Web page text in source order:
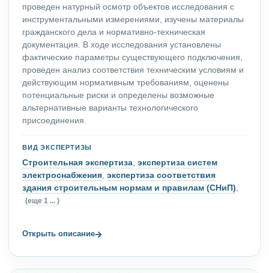
проведен натурный осмотр объектов исследования с
инструментальными измерениями, изучены материалы
гражданского дела и нормативно-техническая
документация. В ходе исследования установлены
фактические параметры существующего подключения,
проведен анализ соответствия техническим условиям и
действующим нормативным требованиям, оценены
потенциальные риски и определены возможные
альтернативные варианты технологического
присоединения.
ВИД ЭКСПЕРТИЗЫ
Строительная экспертиза, экспертиза систем
электроснабжения, экспертиза соответствия
здания строительным нормам и правилам (СНиП),
(еще 1 ... )
Открыть описание→